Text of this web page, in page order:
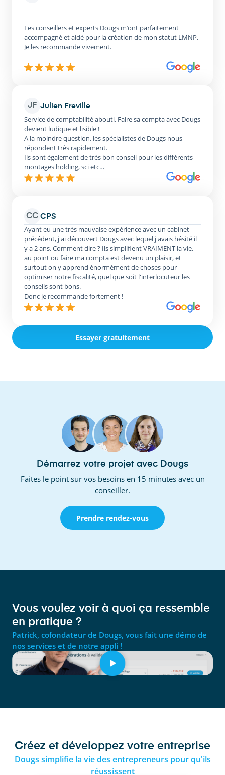
Les conseillers et experts Dougs m’ont parfaitement
accompagné et aidé pour la création de mon statut LMNP.
Je les recommande vivement.
JF Julien Freville
Service de comptabilité abouti. Faire sa compta avec Dougs
devient ludique et lisible !
A la moindre question, les spécialistes de Dougs nous
répondent très rapidement.
Ils sont également de très bon conseil pour les différents
montages holding, sci etc…
CC CPS
Ayant eu une très mauvaise expérience avec un cabinet
précédent, j'ai découvert Dougs avec lequel j'avais hésité il
y a 2 ans. Comment dire ? Ils simplifient VRAIMENT la vie,
au point ou faire ma compta est devenu un plaisir, et
surtout on y apprend énormément de choses pour
optimiser notre fiscalité, quel que soit l'interlocuteur les
conseils sont bons.
Donc je recommande fortement !
Essayer gratuitement
Démarrez votre projet avec Dougs
Faites le point sur vos besoins en 15 minutes avec un
conseiller.
Prendre rendez-vous
Vous voulez voir à quoi ça ressemble
en pratique ?
Patrick, cofondateur de Dougs, vous fait une démo de
nos services et de notre appli !
Créez et développez votre entreprise
Dougs simplifie la vie des entrepreneurs pour qu'ils
réussissent